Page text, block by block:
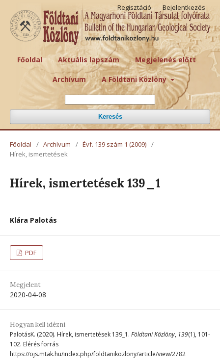
Főoldal Aktuális lapszám Megjelenés előtt
Archívum A Földtani Közlöny
Keresés
Regisztáció Bejelentkezés
Főoldal / Archívum / Évf. 139 szám 1 (2009) /
Hírek, ismertetések
Hírek, ismertetések 139_1
Klára Palotás
PDF
Megjelent
2020-04-08
Hogyan kell idézni
PalotásK. (2020). Hírek, ismertetések 139_1. Földtani Közlöny, 139(1), 101-
102. Elérés forrás
https://ojs.mtak.hu/index.php/foldtanikozlony/article/view/2782